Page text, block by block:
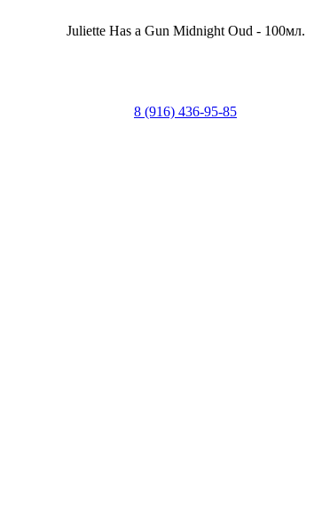
Juliette Has a Gun Midnight Oud - 100мл.
8 (916) 436-95-85